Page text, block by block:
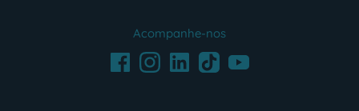
Acompanhe-nos
FacebookInstagramLinkedInTikTokYoutube